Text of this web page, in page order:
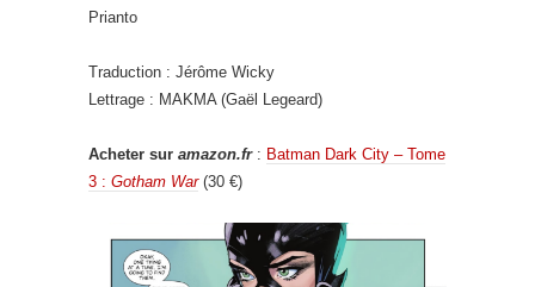
Prianto
Traduction : Jérôme Wicky
Lettrage : MAKMA (Gaël Legeard)
Acheter sur amazon.fr: Batman Dark City – Tome
3 : Gotham War(30 €)